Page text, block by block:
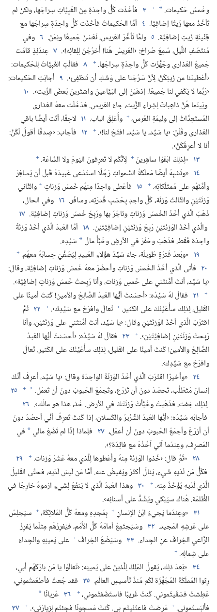
وخَمسٌ حَكيمات.‏ *
+ ٣ فأخَذَت كُلُّ واحِدَةٍ مِنَ الغَبِيَّاتِ سِراجَها،‏ ولكنْ لم
تَأخُذْ معها زَيتًا إضافِيًّا.‏ ٤ أمَّا الحَكيماتُ فأخَذَت كُلُّ واحِدَةٍ سِراجَها مع
قِنِّينَةِ زَيتٍ إضافِيَّة.‏ ٥ ولمَّا تَأخَّرَ العَريس،‏ نَعَسْنَ جَميعًا ونِمْنَ.‏ ٦ وفي
مُنتَصَفِ اللَّيل،‏ سُمِعَ صُراخ:‏ ‹العَريسُ هُنا!‏ أُخرُجْنَ لِلِقائِه!‏›.‏ ٧ عِندَئِذٍ قامَت
جَميعُ العَذارى وجَهَّزَت كُلُّ واحِدَةٍ سِراجَها.‏ + ٨ فقالَتِ الغَبِيَّاتُ لِلحَكيمات:‏
‹أعْطينَنا من زَيتِكُنَّ،‏ لِأنَّ سُرُجَنا على وَشْكِ أن تَنطَفِئ›.‏ ٩ أجابَتِ الحَكيمات:‏
‹رُبَّما لا يَكْفي لنا جَميعًا.‏ إذهَبْنَ إلى البَيَّاعينَ واشتَرينَ بَعضَ الزَّيت›.‏ ١٠
وبَينَما هُنَّ ذاهِباتٌ لِشِراءِ الزَّيت،‏ جاءَ العَريس.‏ فدَخَلَت معهُ العَذارى
المُستَعِدَّاتُ إلى وليمَةِ العُرس،‏ + وأُغلِقَ الباب.‏ ١١ لاحِقًا،‏ أتَت أيضًا باقي
العَذارى وقُلْنَ:‏ ‹يا سَيِّد،‏ يا سَيِّد،‏ افتَحْ لنا!‏›.‏ + ١٢ فأجاب:‏ ‹صِدقًا أقولُ لَكُنَّ:‏
أنا لا أعرِفُكُنَّ›.‏
١٣ «لِذلِكَ ابْقَوْا ساهِرينَ + لِأنَّكُم لا تَعرِفونَ اليَومَ ولا السَّاعَة.‏ +
١٤ «وتُشبِهُ أيضًا مَملَكَةُ السَّمواتِ رَجُلًا استَدْعى عَبيدَهُ قَبلَ أن يُسافِرَ
وأمَّنَهُم على مُمتَلَكاتِه.‏ + ١٥ فأعْطى واحِدًا مِنهُم خَمسَ وَزناتٍ * والثَّاني
وَزنَتَيْنِ والثَّالثَ وَزنَة،‏ كُلَّ واحِدٍ بِحَسَبِ قُدرَتِه،‏ وسافَر.‏ ١٦ وفي الحال،‏
ذَهَبَ الَّذي أخَذَ الخَمسَ وَزناتٍ وتاجَرَ بها ورَبِحَ خَمسَ وَزناتٍ إضافِيَّة.‏ ١٧
والَّذي أخَذَ الوَزنَتَيْنِ رَبِحَ وَزنَتَيْنِ إضافِيَّتَيْن.‏ ١٨ أمَّا العَبدُ الَّذي أخَذَ وَزنَةً
واحِدَة فَقَط،‏ فذَهَبَ وحَفَرَ في الأرضِ وخَبَّأَ مالَ * سَيِّدِه.‏
١٩ «وبَعدَ فَترَةٍ طَويلَة،‏ جاءَ سَيِّدُ هؤُلاءِ العَبيدِ لِيُصَفِّيَ حِسابَهُ معهُم.‏ +
٢٠ فأتى الَّذي أخَذَ الخَمسَ وَزناتٍ وأحضَرَ معهُ خَمسَ وَزناتٍ إضافِيَّة،‏ وقال:‏
‹يا سَيِّد،‏ أنتَ أمَّنتَني على خَمسِ وَزنات،‏ وأنا رَبِحتُ خَمسَ وَزناتٍ إضافِيَّة›.‏
+ ٢١ فقالَ لهُ سَيِّدُه:‏ ‹أحسَنتَ أيُّها العَبدُ الصَّالِحُ والأمين!‏ كُنتَ أمينًا على
القَليل،‏ لِذلِك سأُعَيِّنُكَ على الكَثير.‏ + تَعالَ وافرَحْ مع سَيِّدِك›.‏ + ٢٢ ثُمَّ
اقتَرَبَ الَّذي أخَذَ الوَزنَتَيْنِ وقال:‏ ‹يا سَيِّد،‏ أنتَ أمَّنتَني على وَزنَتَيْن،‏ وأنا
رَبِحتُ وَزنَتَيْنِ إضافِيَّتَيْن›.‏ + ٢٣ فقالَ لهُ سَيِّدُه:‏ ‹أحسَنتَ أيُّها العَبدُ
الصَّالِحُ والأمين!‏ كُنتَ أمينًا على القَليل،‏ لِذلِك سأُعَيِّنُكَ على الكَثير.‏ تَعالَ
وافرَحْ مع سَيِّدِك›.‏
٢٤ «وأخيرًا اقتَرَبَ الَّذي أخَذَ الوَزنَةَ الواحِدَة وقال:‏ ‹يا سَيِّد،‏ أعرِفُ أنَّكَ
إنسانٌ مُتَطَلِّب،‏ تَحصُدُ دونَ أن تَزرَع،‏ وتَجمَعُ الحُبوبَ دونَ أن تَعمَل.‏ *
+
٢٥
لِذلِك خِفت،‏ فذَهَبتُ وخَبَّأتُ وَزنَتَكَ في الأرض.‏ خُذ،‏ هذا هو مالُك›.‏ ٢٦
فأجابَه سَيِّدُه:‏ ‹أيُّها العَبدُ الشِّرِّيرُ والكَسلان،‏ إذا كُنتَ تَعرِفُ أنِّي أحصُدُ دونَ
أن أزرَعَ وأجمَعُ الحُبوبَ دونَ أن أعمَل،‏ ٢٧ فلِماذا إذًا لم تَضَعْ مالي * في
المَصرِف،‏ وعِندَما آتي آخُذُهُ مع فائِدَة؟‏›.‏
٢٨ «ثُمَّ قال:‏ ‹خُذوا الوَزنَةَ مِنهُ وأَعْطوها لِلَّذي معهُ عَشْرُ وَزنات.‏ +
٢٩
فكُلُّ مَن لَدَيهِ شَيء،‏ يَنالُ أكثَرَ ويَفيضُ عنه.‏ أمَّا مَن لَيسَ لَدَيه،‏ فحتَّى القَليلُ
الَّذي لَدَيهِ يُؤْخَذُ مِنه.‏ + ٣٠ وهذا العَبدُ الَّذي لا يَنفَعُ لِشَيءٍ ارْموهُ خارِجًا في
الظُّلمَة.‏ هُناك سيَبْكي ويَشُدُّ على أسنانِه›.‏
٣١ «وعِندَما يَجيءُ ابْنُ الإنسانِ + بِمَجدِهِ ومعهُ كُلُّ المَلائِكَة،‏ + سيَجلِسُ
على عَرشِهِ المَجيد.‏ ٣٢ وسَيَجتَمِعُ أمامَهُ كُلُّ الأُمَم،‏ فيَفرِزُهُم مِثلَما يَفرِزُ
الرَّاعي الخِرافَ عنِ الجِداء.‏ ٣٣ وسَيَضَعُ الخِرافَ + على يَمينِهِ والجِداءَ
على شِمالِه.‏ +
٣٤ «بَعدَ ذلِك،‏ يَقولُ المَلِكُ لِلَّذينَ على يَمينِه:‏ ‹تَعالَوْا يا مَن بارَكَهُم أبي،‏
رِثوا المَملَكَةَ المُجَهَّزَة لكُم مُنذُ تَأسيسِ العالَم.‏ ٣٥ فقد جُعتُ فأطعَمتُموني،‏
عَطِشتُ فسَقَيتُموني.‏ كُنتُ غَريبًا فاستَضَفتُموني،‏ + ٣٦ عُريانًا *
فألبَستُموني.‏ + مَرِضتُ فاعتَنَيتُم بي.‏ كُنتُ مَسجونًا فجِئتُم لِزِيارَتي›.‏ +
٣٧